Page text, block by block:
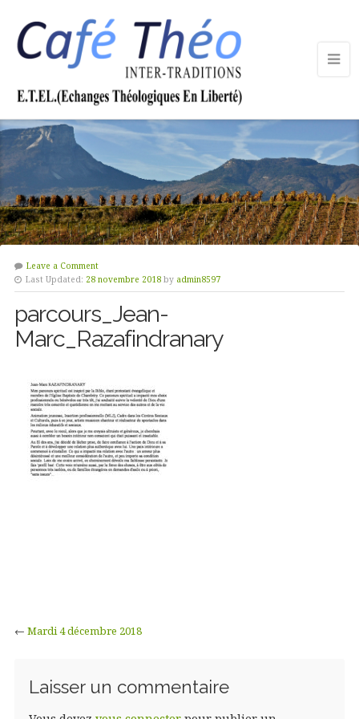
Leave a Comment
Last Updated: 28 novembre 2018 by admin8597
parcours_Jean-
Marc_Razafindranary
← Mardi 4 décembre 2018
Laisser un commentaire